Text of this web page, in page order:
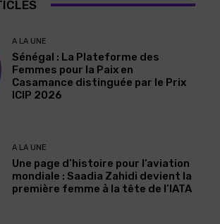
A LA UNE
Sénégal : La Plateforme des
Femmes pour la Paix en
Casamance distinguée par le Prix
ICIP 2026
A LA UNE
Une page d’histoire pour l’aviation
mondiale : Saadia Zahidi devient la
première femme à la tête de l’IATA